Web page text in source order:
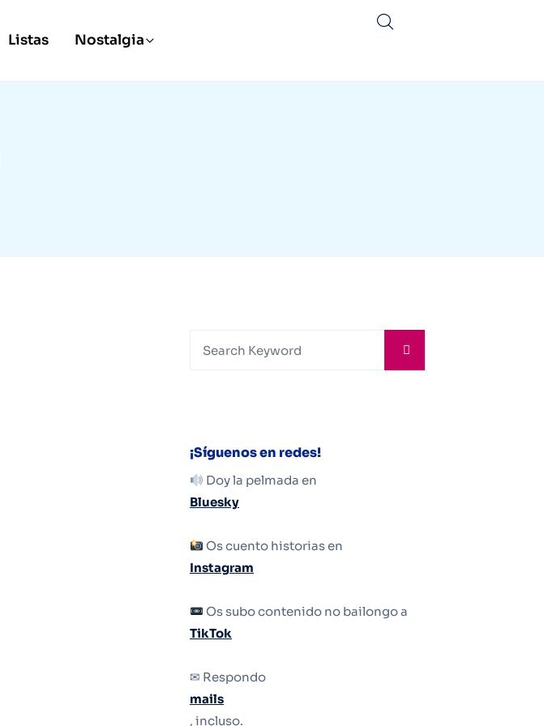
Listas Nostalgia
¡Síguenos en redes!
Doy la pelmada en
Bluesky
Os cuento historias en
Instagram
Os subo contenido no bailongo a
TikTok
✉ Respondo
mails
, incluso.